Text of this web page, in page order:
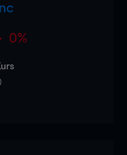
Inc
0%